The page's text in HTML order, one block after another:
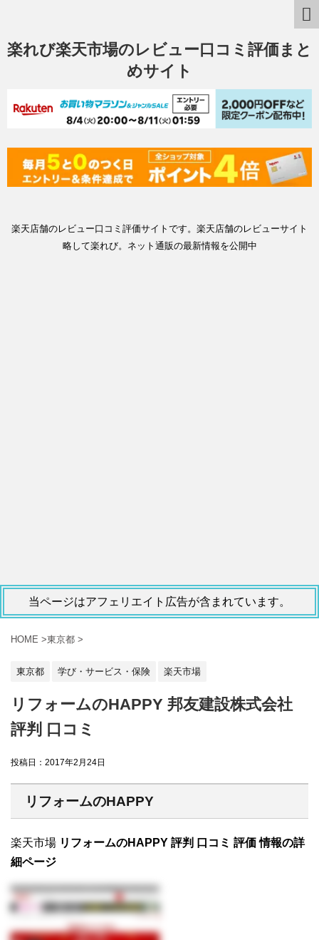
楽れび楽天市場のレビュー口コミ評価まと
めサイト
楽天店舗のレビュー口コミ評価サイトです。楽天店舗のレビューサイト
略して楽れび。ネット通販の最新情報を公開中
当ページはアフェリエイト広告が含まれています。
HOME >東京都 >
東京都 学び・サービス・保険 楽天市場
リフォームのHAPPY 邦友建設株式会社
評判 口コミ
投稿日： 2017年2月24日
リフォームのHAPPY
楽天市場 リフォームのHAPPY 評判 口コミ 評価 情報の詳
細ページ